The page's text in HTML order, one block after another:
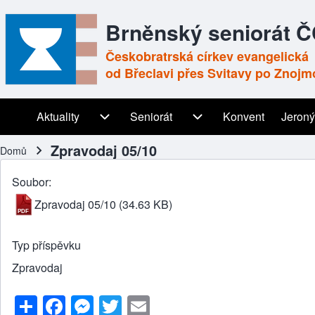
Brněnský seniorát
Českobratrská církev evangelická
od Břeclavi přes Svitavy po
Main navigation
Aktuality
Aktuality sub-navigation
Seniorát
Seniorát sub-navigation
Konvent
Drobečková navigace
Domů Zpravodaj 05/10
Soubor
Zpravodaj 05/10 (34.63 KB)
Typ příspěvku
Zpravodaj
S F M T